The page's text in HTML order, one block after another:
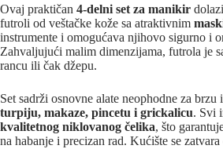
Ovaj praktičan 4-delni set za manikir
futroli od veštačke kože sa atraktivnim
instrumente i omogućava njihovo sigurno i
Zahvaljujući malim dimenzijama, futrola je
rancu ili čak džepu.
Set sadrži osnovne alate neophodne za
turpiju, makaze, pincetu i grickalicu. Svi
kvalitetnog niklovanog čelika, što
na habanje i precizan rad. Kućište se